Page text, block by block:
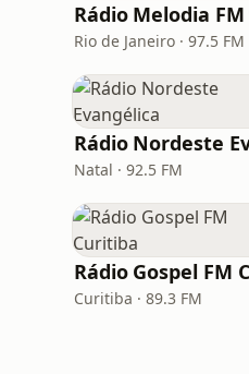
Rio de Janeiro · 97.5 FM
Natal · 92.5 FM
Curitiba · 89.3 FM